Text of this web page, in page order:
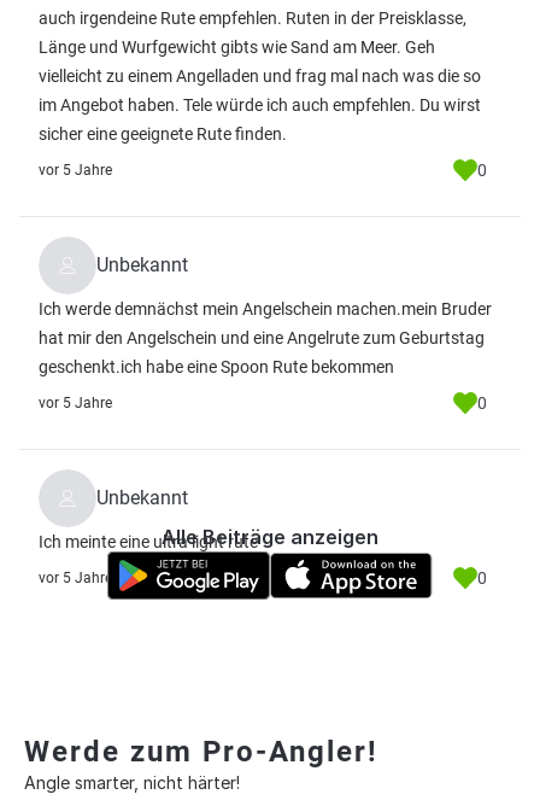
auch irgendeine Rute empfehlen. Ruten in der Preisklasse,
Länge und Wurfgewicht gibts wie Sand am Meer. Geh
vielleicht zu einem Angelladen und frag mal nach was die so
im Angebot haben. Tele würde ich auch empfehlen. Du wirst
sicher eine geeignete Rute finden.
vor 5 Jahre 0
Unbekannt
Ich werde demnächst mein Angelschein machen.mein Bruder
hat mir den Angelschein und eine Angelrute zum Geburtstag
geschenkt.ich habe eine Spoon Rute bekommen
vor 5 Jahre 0
Unbekannt
Ich meinte eine ultra light rute
vor 5 Jahre 0
Alle Beiträge anzeigen
Werde zum Pro-Angler!
Angle smarter, nicht härter!